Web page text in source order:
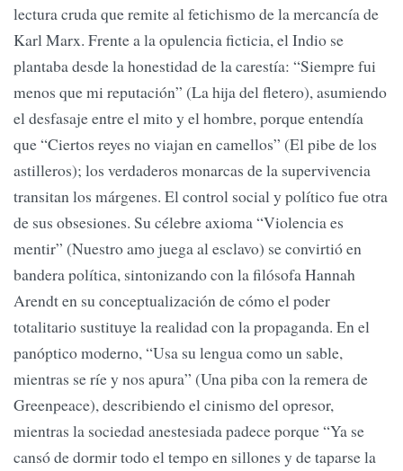
lectura cruda que remite al fetichismo de la mercancía de
Karl Marx. Frente a la opulencia ficticia, el Indio se
plantaba desde la honestidad de la carestía: “Siempre fui
menos que mi reputación” (La hija del fletero), asumiendo
el desfasaje entre el mito y el hombre, porque entendía
que “Ciertos reyes no viajan en camellos” (El pibe de los
astilleros); los verdaderos monarcas de la supervivencia
transitan los márgenes. El control social y político fue otra
de sus obsesiones. Su célebre axioma “Violencia es
mentir” (Nuestro amo juega al esclavo) se convirtió en
bandera política, sintonizando con la filósofa Hannah
Arendt en su conceptualización de cómo el poder
totalitario sustituye la realidad con la propaganda. En el
panóptico moderno, “Usa su lengua como un sable,
mientras se ríe y nos apura” (Una piba con la remera de
Greenpeace), describiendo el cinismo del opresor,
mientras la sociedad anestesiada padece porque “Ya se
cansó de dormir todo el tempo en sillones y de taparse la